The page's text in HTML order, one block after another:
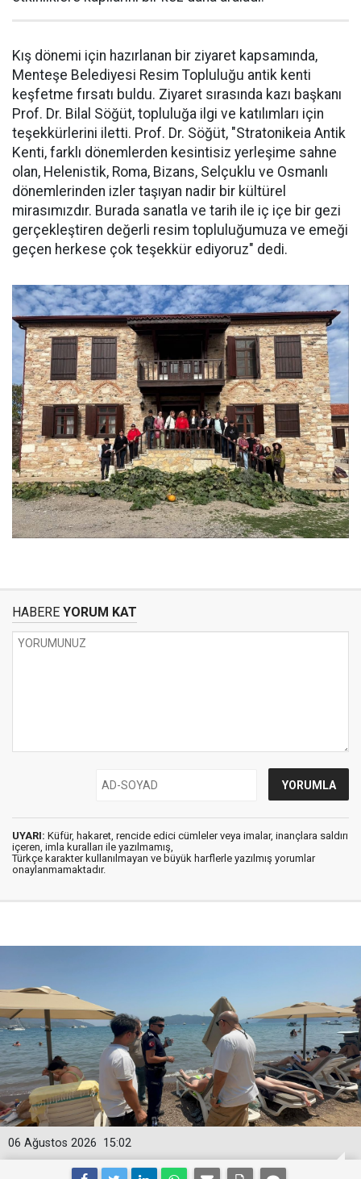
Kış dönemi için hazırlanan bir ziyaret kapsamında,
Menteşe Belediyesi Resim Topluluğu antik kenti
keşfetme fırsatı buldu. Ziyaret sırasında kazı başkanı
Prof. Dr. Bilal Söğüt, topluluğa ilgi ve katılımları için
teşekkürlerini iletti. Prof. Dr. Söğüt, "Stratonikeia Antik
Kenti, farklı dönemlerden kesintisiz yerleşime sahne
olan, Helenistik, Roma, Bizans, Selçuklu ve Osmanlı
dönemlerinden izler taşıyan nadir bir kültürel
mirasımızdır. Burada sanatla ve tarih ile iç içe bir gezi
gerçekleştiren değerli resim topluluğumuza ve emeği
geçen herkese çok teşekkür ediyoruz" dedi.
HABERE YORUM KAT
UYARI: Küfür, hakaret, rencide edici cümleler veya imalar, inançlara saldırı
içeren, imla kuralları ile yazılmamış,
Türkçe karakter kullanılmayan ve büyük harflerle yazılmış yorumlar
onaylanmamaktadır.
15:02
06 Ağustos 2026